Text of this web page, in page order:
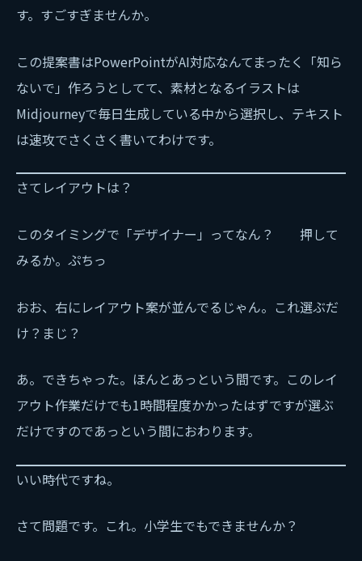
す。すごすぎませんか。
この提案書はPowerPointがAI対応なんてまったく「知ら
ないで」作ろうとしてて、素材となるイラストは
Midjourneyで毎日生成している中から選択し、テキスト
は速攻でさくさく書いてわけです。
さてレイアウトは？
このタイミングで「デザイナー」ってなん？ 押して
みるか。ぷちっ
おお、右にレイアウト案が並んでるじゃん。これ選ぶだ
け？まじ？
あ。できちゃった。ほんとあっという間です。このレイ
アウト作業だけでも1時間程度かかったはずですが選ぶ
だけですのであっという間におわります。
いい時代ですね。
さて問題です。これ。小学生でもできませんか？